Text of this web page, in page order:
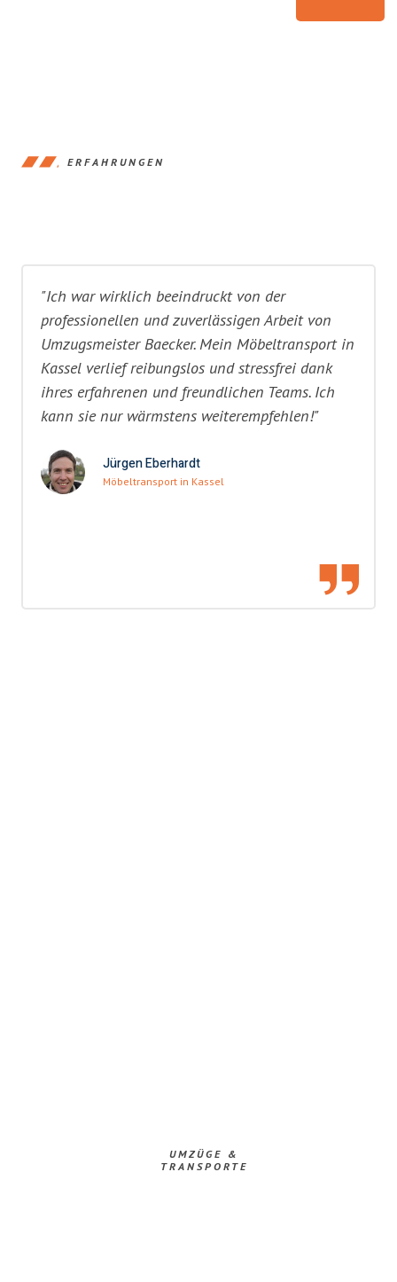
ERFAHRUNGEN
"Ich war wirklich beeindruckt von der
professionellen und zuverlässigen Arbeit von
Umzugsmeister Baecker. Mein Möbeltransport in
Kassel verlief reibungslos und stressfrei dank
ihres erfahrenen und freundlichen Teams. Ich
kann sie nur wärmstens weiterempfehlen!"
Jürgen Eberhardt
Möbeltransport in Kassel
UMZÜGE &
TRANSPORTE